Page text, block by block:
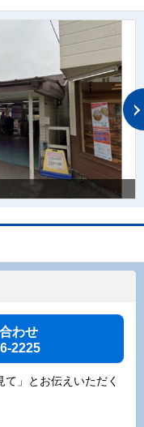
わせ
2225
」とお伝えいただく